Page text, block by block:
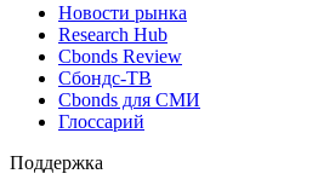
Новости рынка
Research Hub
Cbonds Review
Сбондс-ТВ
Cbonds для СМИ
Глоссарий
Поддержка